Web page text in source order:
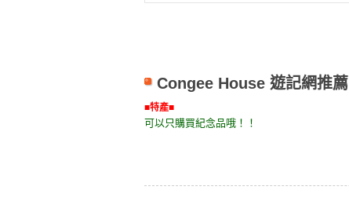
Congee House 遊記網推薦
■特產■
可以只購買紀念品哦！！